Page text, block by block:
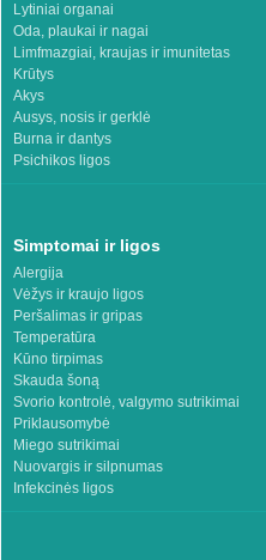
Lytiniai organai
Oda, plaukai ir nagai
Limfmazgiai, kraujas ir imunitetas
Krūtys
Akys
Ausys, nosis ir gerklė
Burna ir dantys
Psichikos ligos
Simptomai ir ligos
Alergija
Vėžys ir kraujo ligos
Peršalimas ir gripas
Temperatūra
Kūno tirpimas
Skauda šoną
Svorio kontrolė, valgymo sutrikimai
Priklausomybė
Miego sutrikimai
Nuovargis ir silpnumas
Infekcinės ligos